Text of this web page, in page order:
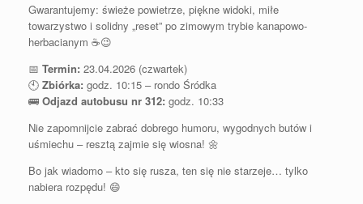
Gwarantujemy: świeże powietrze, piękne widoki, miłe
towarzystwo i solidny „reset” po zimowym trybie kanapowo-
herbacianym ☕😉
📅 Termin: 23.04.2026 (czwartek)
🕙 Zbiórka: godz. 10:15 – rondo Śródka
🚌 Odjazd autobusu nr 312: godz. 10:33
Nie zapomnijcie zabrać dobrego humoru, wygodnych butów i
uśmiechu – resztą zajmie się wiosna! 🌼
Bo jak wiadomo – kto się rusza, ten się nie starzeje… tylko
nabiera rozpędu! 😄